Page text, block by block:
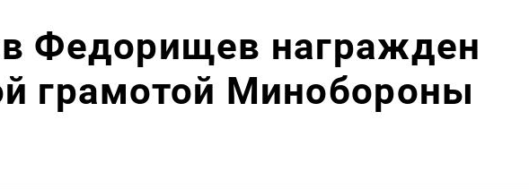
Федорищев награжден
грамотой Минобороны